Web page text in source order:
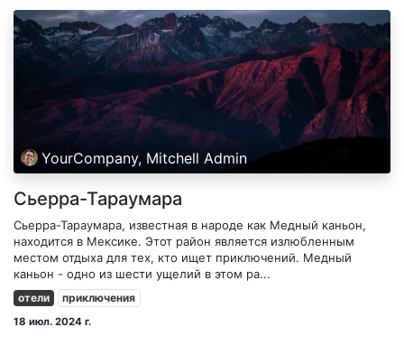
YourCompany, Mitchell Admin
Сьерра-Тараумара
Сьерра-Тараумара, известная в народе как Медный каньон,
находится в Мексике. Этот район является излюбленным
местом отдыха для тех, кто ищет приключений. Медный
каньон - одно из шести ущелий в этом ра...
отели приключения
18 июл. 2024 г.